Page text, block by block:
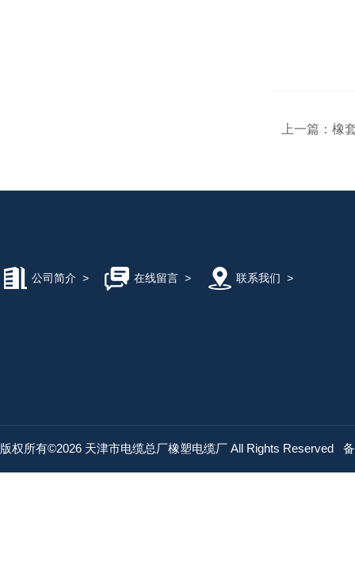
上一篇： 橡
公司简介 > 在线留言> 联系我们 >
版权所有©2026 天津市电缆总厂橡塑电缆厂 All Rights Reserved